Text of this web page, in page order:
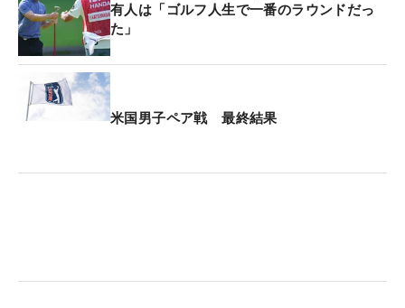
有人は「ゴルフ人生で一番のラウンドだっ
た」
米国男子ペア戦 最終結果